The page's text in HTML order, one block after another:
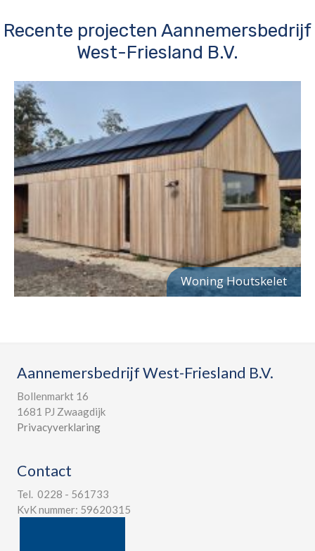
Recente projecten Aannemersbedrijf
West-Friesland B.V.
Woning Houtskelet
Aannemersbedrijf West-Friesland B.V.
Bollenmarkt 16
1681 PJ Zwaagdijk
Privacyverklaring
Contact
Tel. 0228 - 561733
KvK nummer: 59620315